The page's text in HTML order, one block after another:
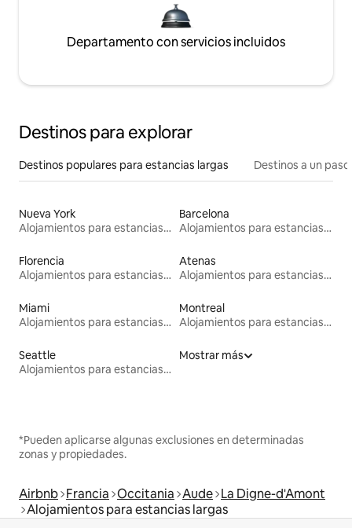
Departamento con servicios incluidos
Destinos para explorar
Destinos populares para estancias largas Destinos a un
Nueva York
Alojamientos para estancias largas
Barcelona
Alojamientos para estancias largas
Florencia
Alojamientos para estancias largas
Atenas
Alojamientos para estancias largas
Miami
Alojamientos para estancias largas
Montreal
Alojamientos para estancias largas
Seattle
Alojamientos para estancias largas
Mostrar más
*Pueden aplicarse algunas exclusiones en determinadas
zonas y propiedades.
Airbnb Francia Occitania Aude La Digne-d'Amont
Alojamientos para estancias largas